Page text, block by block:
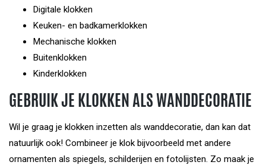
Digitale klokken
Keuken- en badkamerklokken
Mechanische klokken
Buitenklokken
Kinderklokken
GEBRUIK JE KLOKKEN ALS WANDDECORATIE
Wil je graag je klokken inzetten als wanddecoratie, dan kan dat
natuurlijk ook! Combineer je klok bijvoorbeeld met andere
ornamenten als spiegels, schilderijen en fotolijsten. Zo maak je